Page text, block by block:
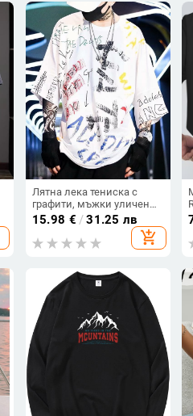
Лятна лека тениска с
графити, мъжки уличен
стил, къс ръкав, свободна
кройка, кръгло деколте,
геометричен принт
15.98 € /31.25 лв
add_shopping_cart